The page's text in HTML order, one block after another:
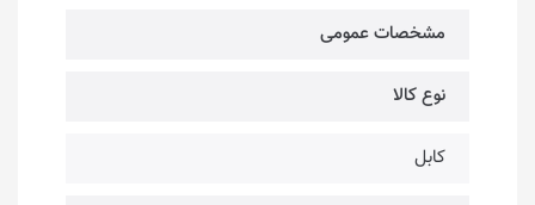
مشخصات عمومی
نوع کالا
کابل